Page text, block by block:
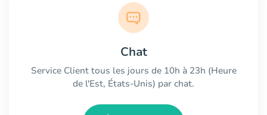
Chat
Service Client tous les jours de 10h à 23h (Heure
de l'Est, États-Unis) par chat.